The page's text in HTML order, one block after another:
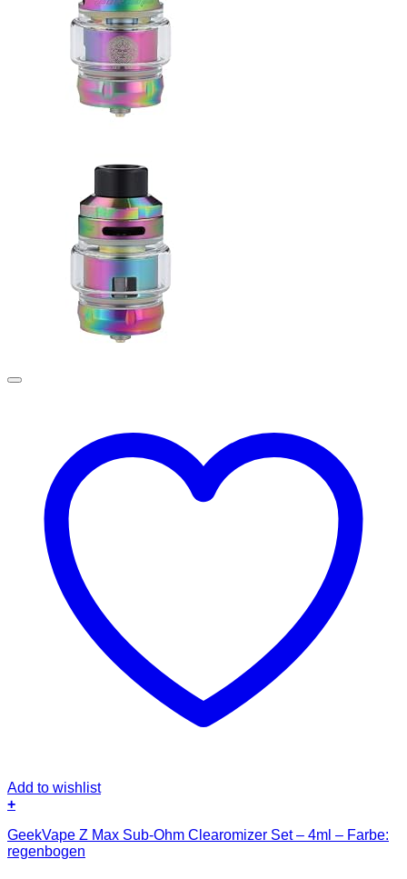
Add to wishlist
+
GeekVape Z Max Sub-Ohm Clearomizer Set – 4ml – Farbe:
regenbogen